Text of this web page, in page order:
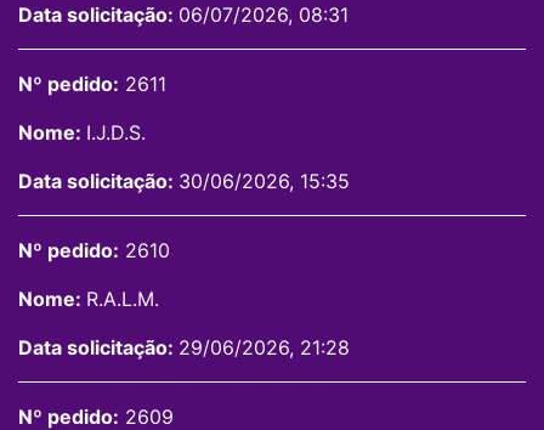
Data solicitação: 06/07/2026, 08:31
Nº pedido: 2611
Nome: I.J.D.S.
Data solicitação: 30/06/2026, 15:35
Nº pedido: 2610
Nome: R.A.L.M.
Data solicitação: 29/06/2026, 21:28
Nº pedido: 2609